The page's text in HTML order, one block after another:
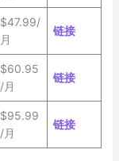
$47.99/
月
链接
$60.95
/月
链接
$95.99
/月
链接